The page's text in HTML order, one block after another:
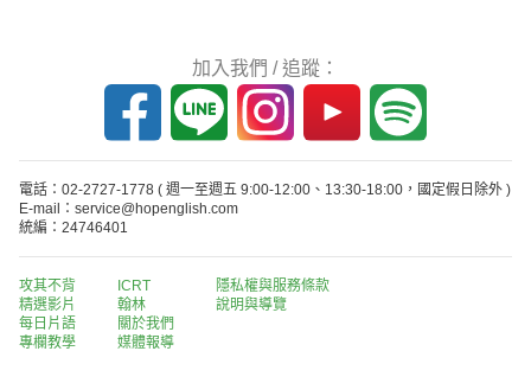
加入我們 / 追蹤：
電話：02-2727-1778 ( 週一至週五 9:00-12:00、13:30-18:00，國定假日除外 )
E-mail：service@hopenglish.com
統編：24746401
攻其不背
精選影片
每日片語
專欄教學
ICRT
翰林
關於我們
媒體報導
隱私權與服務條款
說明與導覽